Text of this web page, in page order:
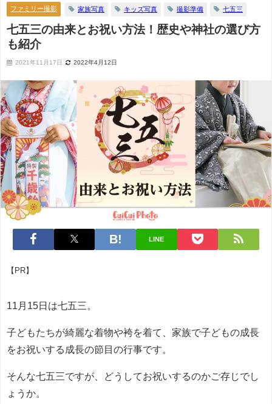
ファミリー撮影 家族写真 キッズ写真 撮影準備 七五三
七五三の由来とお祝い方法！歴史や神社の選び方
も紹介
2021年11月17日 2022年4月12日
LINE
【PR】
11月15日は七五三。
子どもたちが綺麗な着物や袴を着て、家族で子どもの成長
をお祝いする成長の節目の行事です。
そんな七五三ですが、どうしてお祝いするのかご存じでし
ょうか。